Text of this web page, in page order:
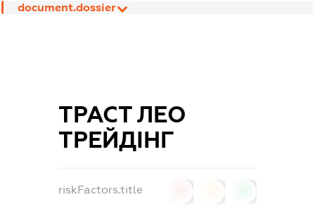
document.dossier
ТРАСТ ЛЕО
ТРЕЙДІНГ
riskFactors.title